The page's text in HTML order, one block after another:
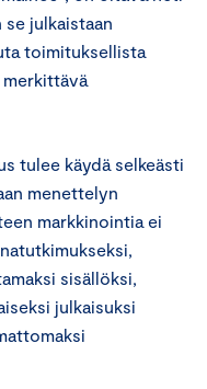
julkaistaan
toimituksellista
merkittävä
tulee käydä selkeästi
menettelyn
markkinointia ei
sisällöksi,
julkaisuksi